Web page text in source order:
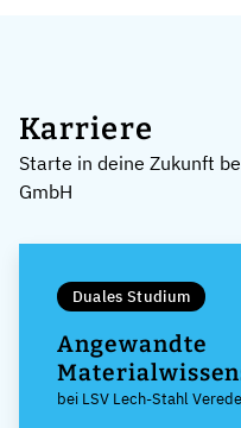
Karriere
Starte in deine Zukunft
GmbH
Duales Studium
Angewandte
bei LSV Lech-Stahl